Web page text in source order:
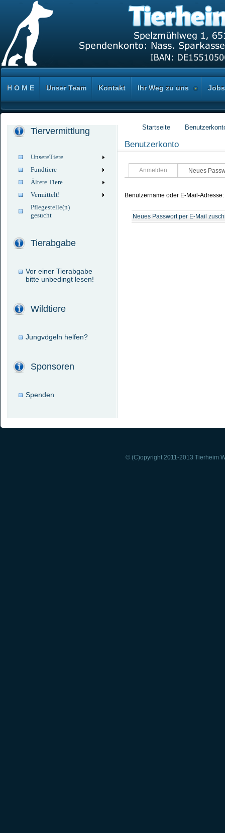
H O M E Unser Team Kontakt Ihr Weg zu uns Jobs
Startseite
Benutzerkonto
Anmelden Neues
Benutzername oder E-Mail-Adresse:
Neues Passwort per E-Mail
Tiervermittlung
UnsereTiere
Fundtiere
Ältere Tiere
Vermittelt!
Pflegestelle(n)
gesucht
Tierabgabe
Vor einer Tierabgabe
bitte unbedingt lesen!
Wildtiere
Jungvögeln helfen?
Sponsoren
Spenden
© (C)opyright 2011-2013 Tierheim